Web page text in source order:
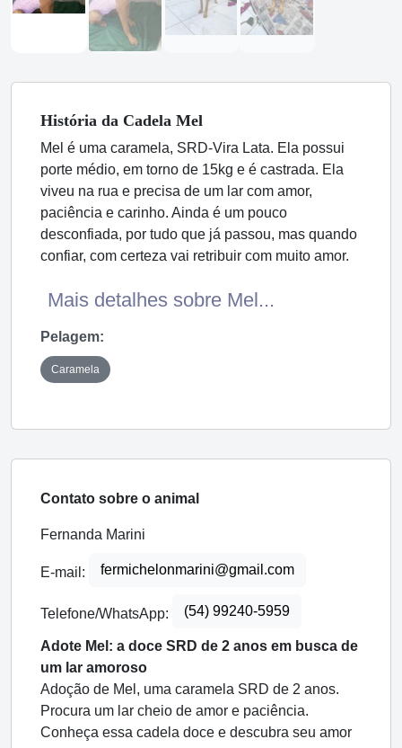
História da Cadela Mel
Mel é uma caramela, SRD-Vira Lata. Ela possui
porte médio, em torno de 15kg e é castrada. Ela
viveu na rua e precisa de um lar com amor,
paciência e carinho. Ainda é um pouco
desconfiada, por tudo que já passou, mas quando
confiar, com certeza vai retribuir com muito amor.
Mais detalhes sobre Mel...
Pelagem:
Caramela
Contato sobre o animal
Fernanda Marini
E-mail: fermichelonmarini@gmail.com
Telefone/WhatsApp: (54) 99240-5959
Adote Mel: a doce SRD de 2 anos em busca de
um lar amoroso
Adoção de Mel, uma caramela SRD de 2 anos.
Procura um lar cheio de amor e paciência.
Conheça essa cadela doce e descubra seu amor